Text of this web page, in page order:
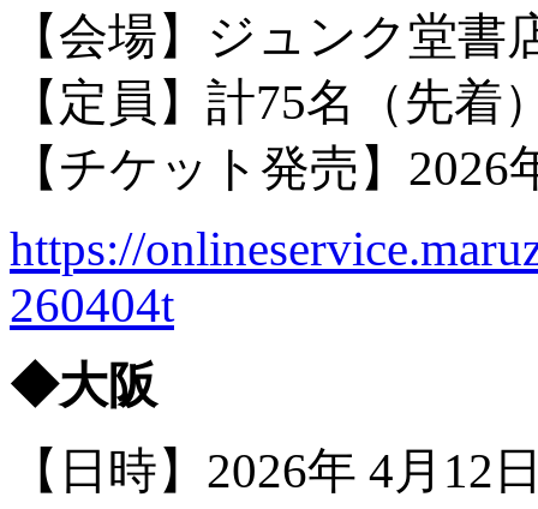
【会場】ジュンク堂書
【定員】計75名（先着
【チケット発売】
https://
260404t
◆大阪
【日時】2026年 4月